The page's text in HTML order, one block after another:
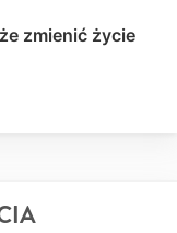
zmienić życie